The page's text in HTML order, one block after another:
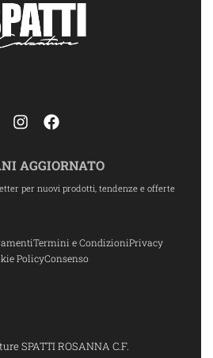
AGGIORNATO
per nuovi prodotti, tendenze e offerte
Termini e CondizioniPrivacy
PolicyConsenso
SPATTI ROSANNA C.F.